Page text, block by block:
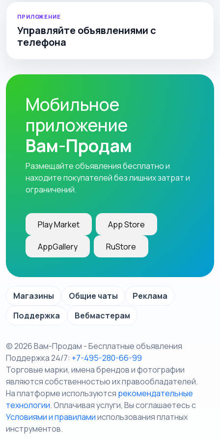
ПРИЛОЖЕНИЕ
Управляйте объявлениями с
телефона
Мобильное
приложение
Вам-Продам
Размещайте объявления бесплатно и
находите покупателей без лишних затрат и
ограничений.
Play Market App Store
AppGallery RuStore
Магазины Общие чаты
Реклама
Поддержка
Вебмастерам
© 2026 Вам-Продам - Бесплатные объявления
Поддержка 24/7: +7-495-280-66-99
Торговые марки, имена брендов и фотографии
являются собственностью их правообладателей.
На платформе используются рекомендательные
технологии. Оплачивая услуги, Вы соглашаетесь c
Условиями и правиламииспользования платных
инструментов.